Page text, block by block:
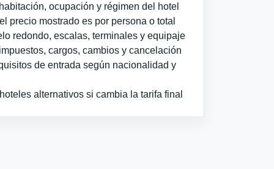
ocupación y régimen del hotel
precio mostrado es por persona o total
redondo, escalas, terminales y equipaje
cargos, cambios y cancelación
de entrada según nacionalidad y
alternativos si cambia la tarifa final